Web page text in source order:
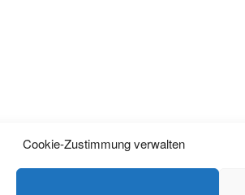
Cookie-Zustimmung verwalten